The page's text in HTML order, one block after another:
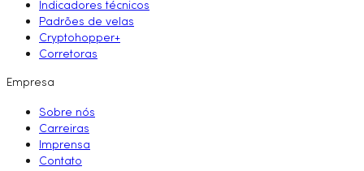
Indicadores técnicos
Padrões de velas
Cryptohopper+
Corretoras
Empresa
Sobre nós
Carreiras
Imprensa
Contato